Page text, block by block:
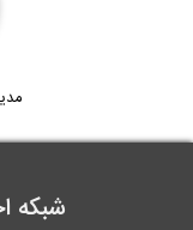
شبکه